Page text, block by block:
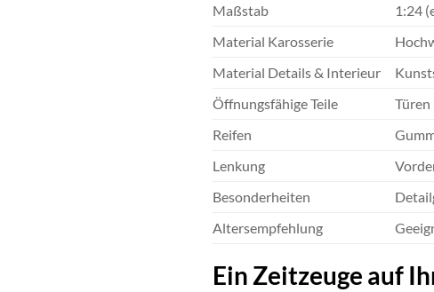
Maßstab
1:24
Material Karosserie
Material Details & Interieur
Öffnungsfähige Teile
Reifen
Lenkung
Besonderheiten
Altersempfehlung
Ein Zeitzeuge auf